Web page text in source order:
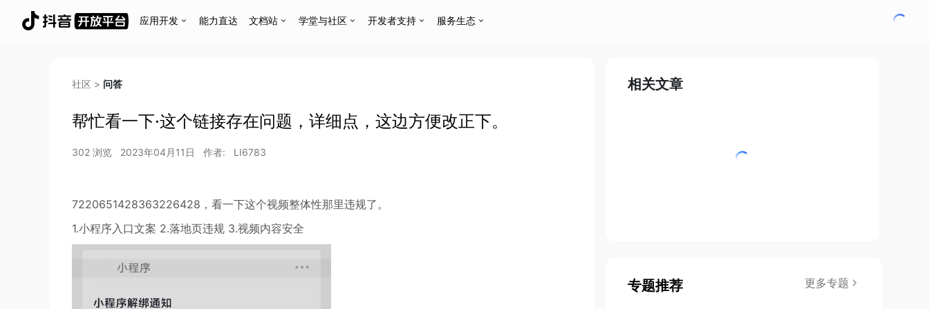
应用开发 能力直达 文档站 学堂与社区 开发者支持 服务生态
社区 > 问答
帮忙看一下·这个链接存在问题，详细点，这边方便改正下。
302 浏览 2023年04月11日 作者: LI6783
7220651428363226428，看一下这个视频整体性那里违规了。
1.小程序入口文案 2.落地页违规 3.视频内容安全
相关文章
专题推荐 更多专题